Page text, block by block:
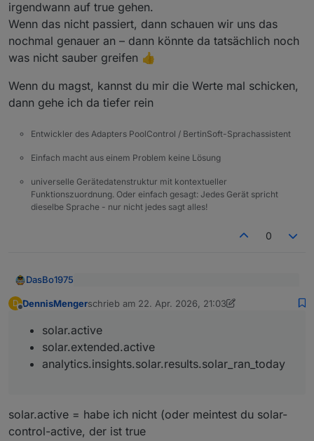
irgendwann auf true gehen.
Wenn das nicht passiert, dann schauen wir uns das
nochmal genauer an – dann könnte da tatsächlich noch
was nicht sauber greifen 👍
Wenn du magst, kannst du mir die Werte mal schicken,
dann gehe ich da tiefer rein
Entwickler des Adapters PoolControl / BertinSoft-Sprachassistent
Einfach macht aus einem Problem keine Lösung
universelle Gerätedatenstruktur mit kontextueller
Funktionszuordnung. Oder einfach gesagt: Jedes Gerät spricht
dieselbe Sprache - nur nicht jedes sagt alles!
0
DasBo1975
current-entry und die anderen Datenpunkte
im Ordner logbook ändern? Mein Solar lief
Oder habe ich was übersehen einzustellen?
der current_entry im Logbook ist kein Live-Wert,
Der Eintrag wird nur dann neu geschrieben, wenn
Heißt konkret:
Bewertung am Ende gleich bleibt („kein
nennenswerter Ertrag“ etc.).
Schau bitte kurz auf diese States:
D DennisMengerschrieb am 22. Apr. 2026, 21:03
zuletzt editiert von DennisMenger
solar.active
solar.extended.active
analytics.insights.solar.results.solar_ran_today
solar.active = habe ich nicht (oder meintest du solar-
control-active, der ist true